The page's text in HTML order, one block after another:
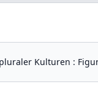
Kulturen :